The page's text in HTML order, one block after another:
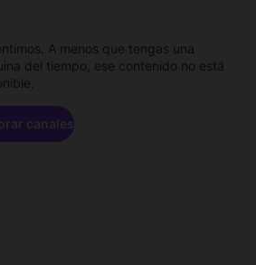
A menos que tengas una
del tiempo, ese contenido no está
canales